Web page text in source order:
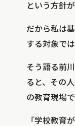
という方針
だから私は
する対象で
そう語る前
ると、その
の教育現場
「学校教育